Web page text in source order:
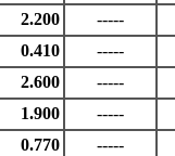
2.200
-----
0.410
-----
2.600
-----
1.900
-----
0.770
-----